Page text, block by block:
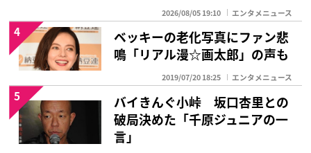
2026/08/05 19:10 エンタメニュース
ベッキーの老化写真にファン悲
鳴「リアル漫☆画太郎」の声も
2019/07/20 18:25 エンタメニュース
4
バイきんぐ小峠 坂口杏里との
破局決めた「千原ジュニアの一
言」
5